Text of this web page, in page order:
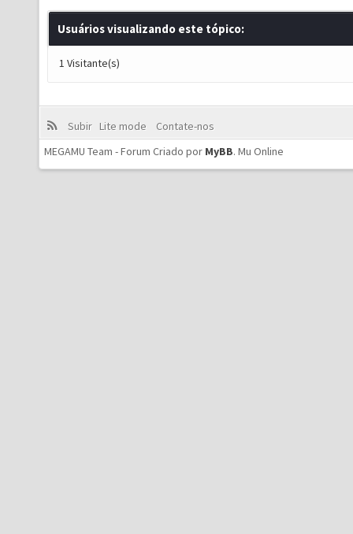
Usuários visualizando este tópico:
1 Visitante(s)
Subir Lite mode
Contate-nos
MEGAMU Team - Forum Criado por MyBB. Mu Online